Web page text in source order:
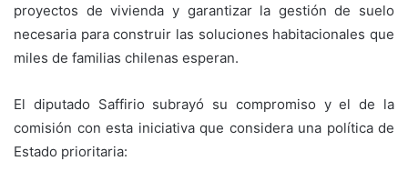
proyectos de vivienda y garantizar la gestión de suelo
necesaria para construir las soluciones habitacionales que
miles de familias chilenas esperan.
El diputado Saffirio subrayó su compromiso y el de la
comisión con esta iniciativa que considera una política de
Estado prioritaria: